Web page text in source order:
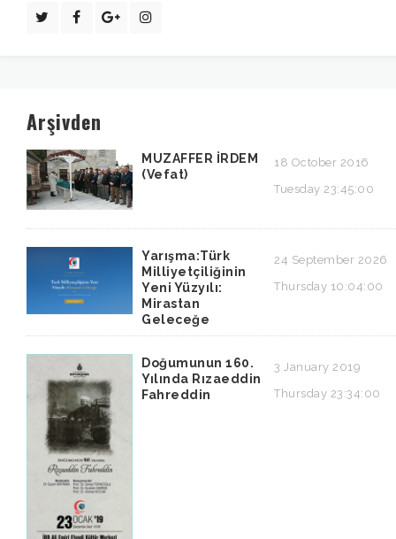
Arşivden
MUZAFFER İRDEM
(Vefat)
18 October 2016
Tuesday 23:45:00
Yarışma:Türk
Milliyetçiliğinin
Yeni Yüzyılı:
Mirastan
Geleceğe
24 September 2026
Thursday 10:04:00
Doğumunun 160.
Yılında Rızaeddin
Fahreddin
3 January 2019
Thursday 23:34:00